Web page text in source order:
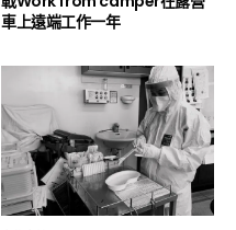
車上遠端工作一年